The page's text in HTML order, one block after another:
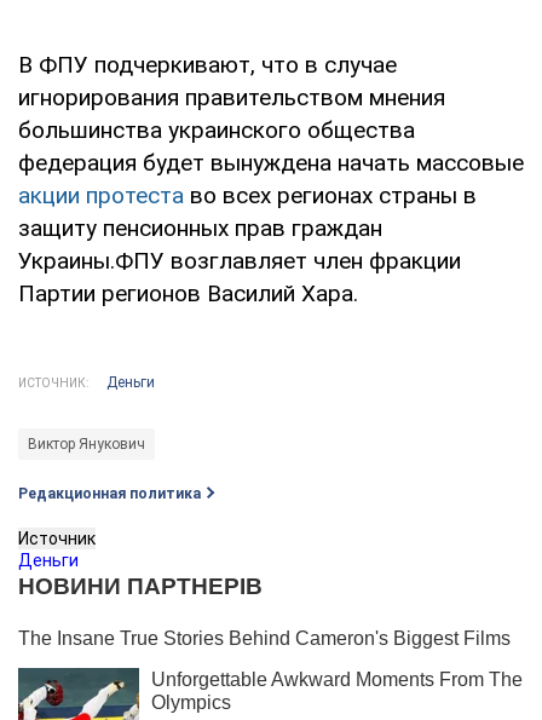
В ФПУ подчеркивают, что в случае
игнорирования правительством мнения
большинства украинского общества
федерация будет вынуждена начать массовые
акции протеста во всех регионах страны в
защиту пенсионных прав граждан
Украины.ФПУ возглавляет член фракции
Партии регионов Василий Хара.
ИСТОЧНИК: Деньги
Виктор Янукович
Редакционная политика
Источник
Деньги